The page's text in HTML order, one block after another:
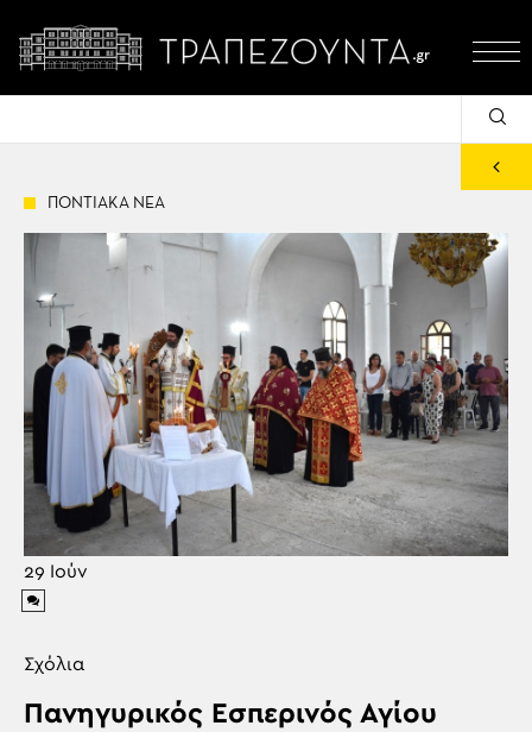
ΠΟΝΤΙΑΚΑ ΝΕΑ
29 Ιούν
Σχόλια
Πανηγυρικός Εσπερινός Αγίου